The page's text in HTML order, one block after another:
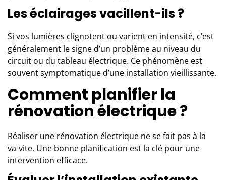
Les éclairages vacillent-ils ?
Si vos lumières clignotent ou varient en intensité, c’est
généralement le signe d’un problème au niveau du
circuit ou du tableau électrique. Ce phénomène est
souvent symptomatique d’une installation vieillissante.
Comment planifier la
rénovation électrique ?
Réaliser une rénovation électrique ne se fait pas à la
va-vite. Une bonne planification est la clé pour une
intervention efficace.